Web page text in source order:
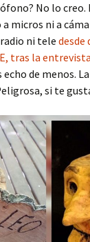
No lo creo.
micros ni a
ni tele desde
tras la
echo de menos.
si te